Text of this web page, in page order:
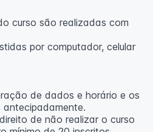
curso são realizadas com
por computador, celular
de dados e horário e os
de não realizar o curso